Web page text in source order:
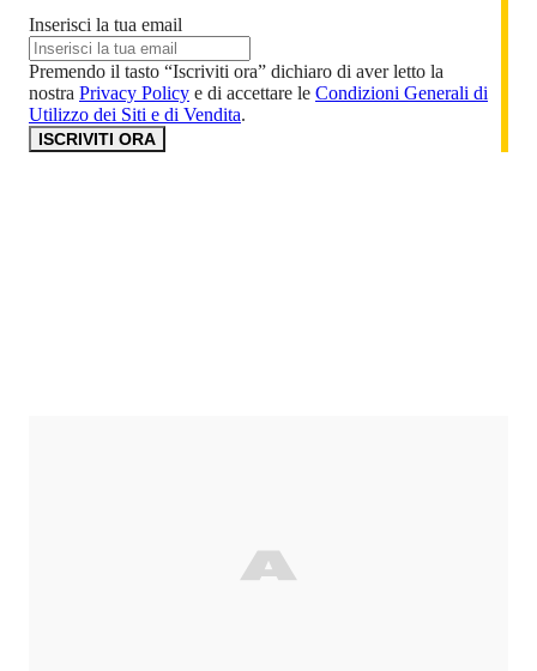
Inserisci la tua email
Premendo il tasto “Iscriviti ora” dichiaro di aver letto la
nostra Privacy Policy e di accettare le Condizioni Generali di
Utilizzo dei Siti e di Vendita.
ISCRIVITI ORA